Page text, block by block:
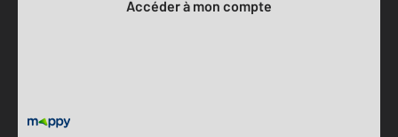
Accéder à mon compte